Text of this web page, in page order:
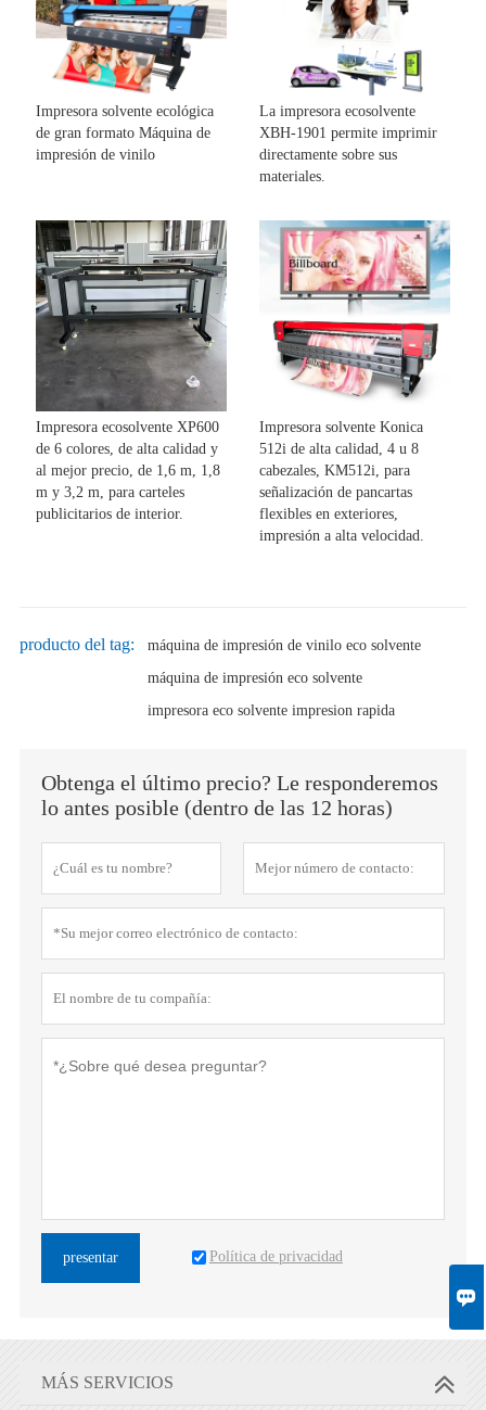

Impresora solvente ecológica
de gran formato Máquina de
impresión de vinilo
La impresora ecosolvente
XBH-1901 permite imprimir
directamente sobre sus
materiales.
Impresora ecosolvente XP600
de 6 colores, de alta calidad y
al mejor precio, de 1,6 m, 1,8
m y 3,2 m, para carteles
publicitarios de interior.
Impresora solvente Konica
512i de alta calidad, 4 u 8
cabezales, KM512i, para
señalización de pancartas
flexibles en exteriores,
impresión a alta velocidad.
producto del tag:
máquina de impresión de vinilo eco solvente
máquina de impresión eco solvente
impresora eco solvente impresion rapida
Obtenga el último precio? Le responderemos
lo antes posible (dentro de las 12 horas)
presentar Política de privacidad
MÁS SERVICIOS